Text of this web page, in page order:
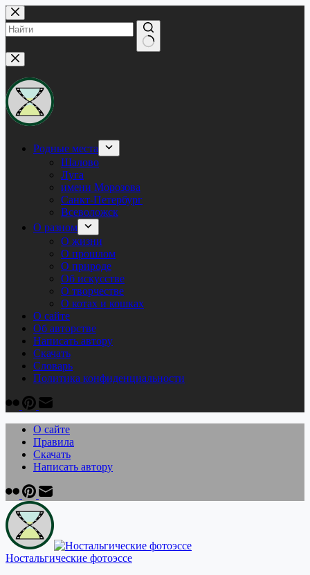
Перейти
к
сути
Ничего
не
найдено
Родные места
Шалово
Луга
имени Морозова
Санкт-Петербург
Всеволожск
О разном
О жизни
О прошлом
О природе
Об искусстве
О творчестве
О котах и кошках
О сайте
Об авторстве
Написать автору
Скачать
Cловарь
Политика конфиденциальности
О сайте
Правила
Скачать
Написать автору
Ностальгические фотоэссе